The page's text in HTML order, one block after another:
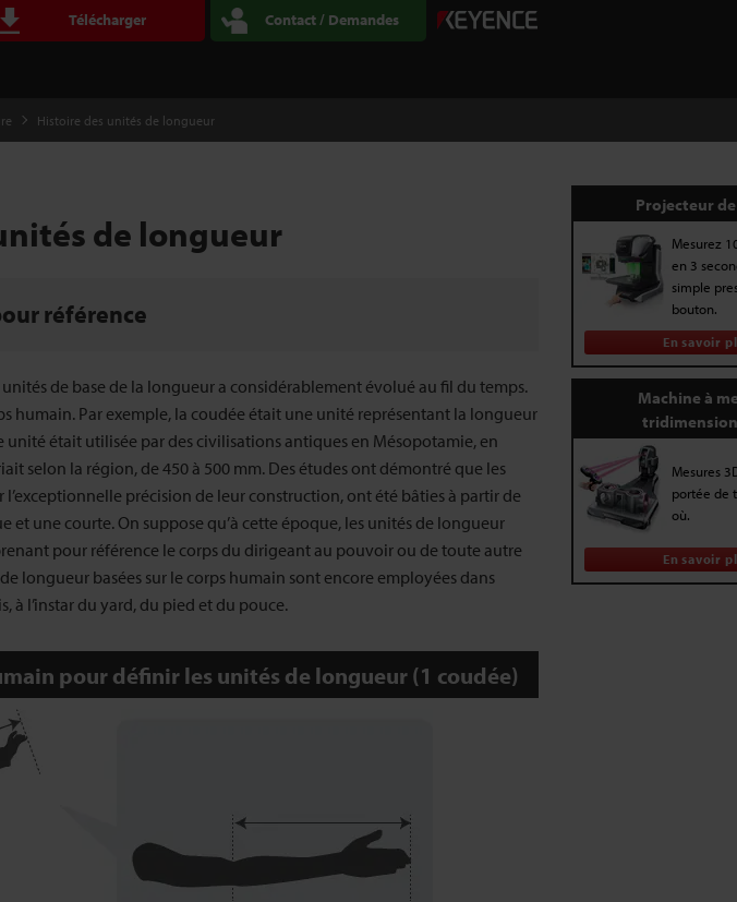
Télécharger Contact / Demandes
Histoire des unités de longueur
de longueur
référence
de base de la longueur a considérablement évolué au fil du temps.
humain. Par exemple, la coudée était une unité représentant la longueur
unité était utilisée par des civilisations antiques en Mésopotamie, en
selon la région, de 450 à 500 mm. Des études ont démontré que les
l’exceptionnelle précision de leur construction, ont été bâties à partir de
et une courte. On suppose qu’à cette époque, les unités de longueur
pour référence le corps du dirigeant au pouvoir ou de toute autre
longueur basées sur le corps humain sont encore employées dans
à l’instar du yard, du pied et du pouce.
pour définir les unités de longueur (1 coudée)
Projecteur
Mesurez
en 3
simple
bouton.
En savoir
Machine à
Mesures
portée de
où.
En savoir